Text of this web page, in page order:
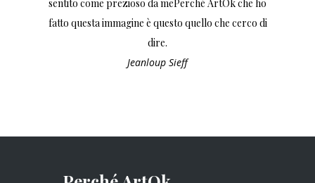
sentito come prezioso da mePerché ArtOk che ho
fatto questa immagine è questo quello che cerco di
dire.
Jeanloup Sieff